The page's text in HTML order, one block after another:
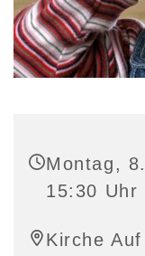
Montag,
15:30 Uhr
Kirche